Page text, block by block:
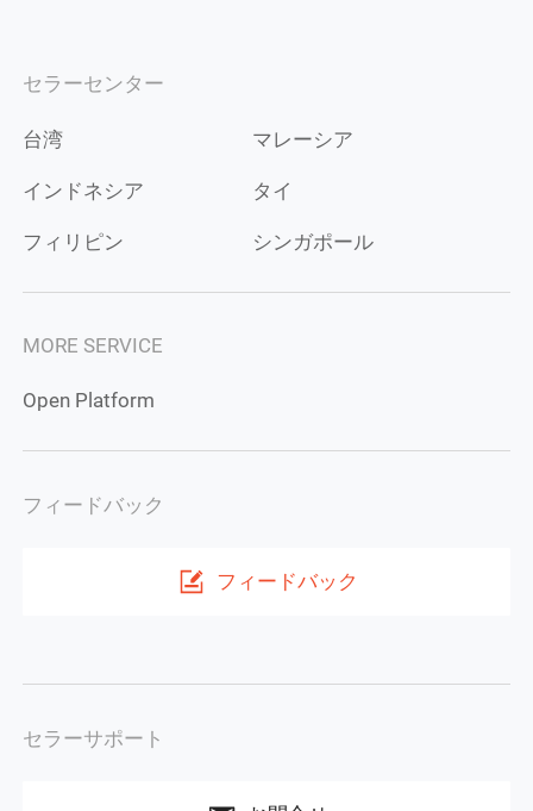
セラーセンター
台湾 マレーシア
インドネシア タイ
フィリピン シンガポール
MORE SERVICE
Open Platform
フィードバック
フィードバック
セラーサポート